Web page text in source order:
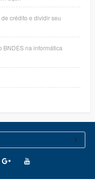
crédito e dividir seu
BNDES na informática